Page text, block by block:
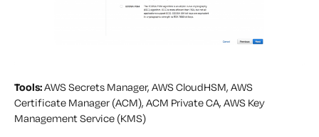
Tools:AWS Secrets Manager, AWS CloudHSM, AWS
Certificate Manager (ACM), ACM Private CA, AWS Key
Management Service (KMS)